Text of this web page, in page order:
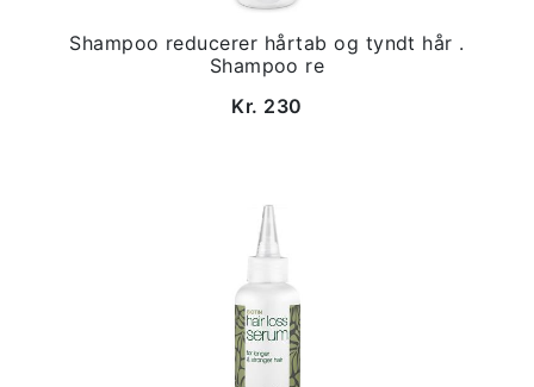
Shampoo reducerer hårtab og tyndt hår .
Shampoo re
Kr. 230